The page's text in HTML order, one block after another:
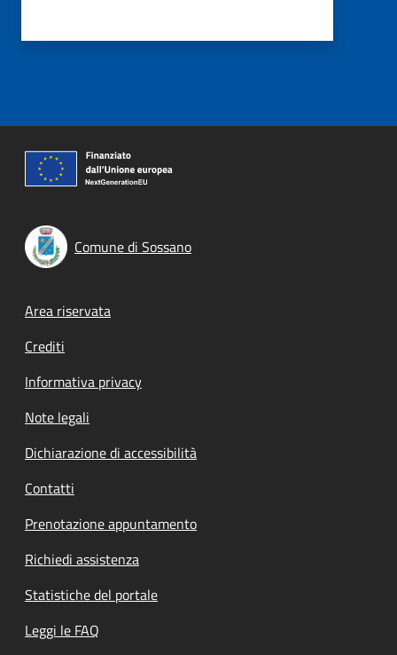
Comune di Sossano
Footer menu
Area riservata
Crediti
Informativa privacy
Note legali
Dichiarazione di accessibilità
Contatti
Prenotazione appuntamento
Richiedi assistenza
Statistiche del portale
Leggi le FAQ